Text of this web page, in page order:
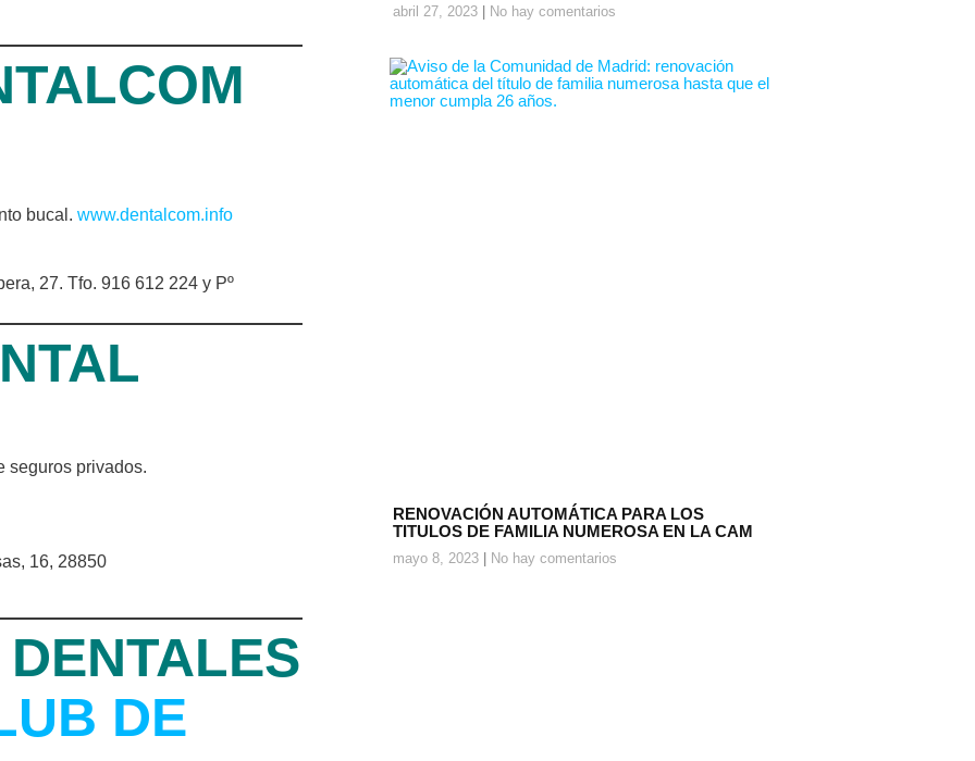
bucal. www.dentalcom.info
27. Tfo. 916 612 224 y Pº
seguros privados.
16, 28850
DE
abril 27, 2023 No hay comentarios
RENOVACIÓN AUTOMÁTICA PARA LOS
TITULOS DE FAMILIA NUMEROSA EN LA CAM
mayo 8, 2023 No hay comentarios